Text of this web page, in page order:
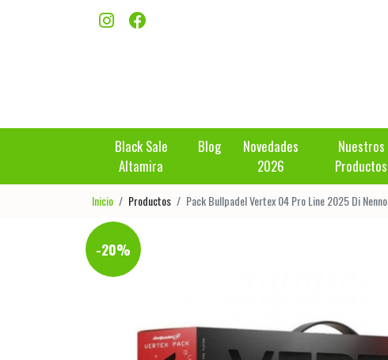
Black Sale
Altamira
Blog
Novedades
2026
Nuestros
Productos
Inicio Productos Pack Bullpadel Vertex 04 Pro Line 2025 Di Nenno
-20%